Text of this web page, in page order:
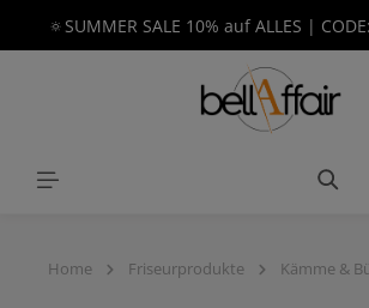
springen
🔅SUMMER SALE 10% auf ALLES |
Home Friseurprodukte Kämme &